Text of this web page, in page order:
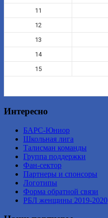
11
12
13
14
15
Интересно
БАРС-Юниор
Школьная лига
Талисман команды
Группа поддержки
Фан-сектор
Партнеры и спонсоры
Логотипы
Форма обратной связи
РБЛ женщины 2019-2020